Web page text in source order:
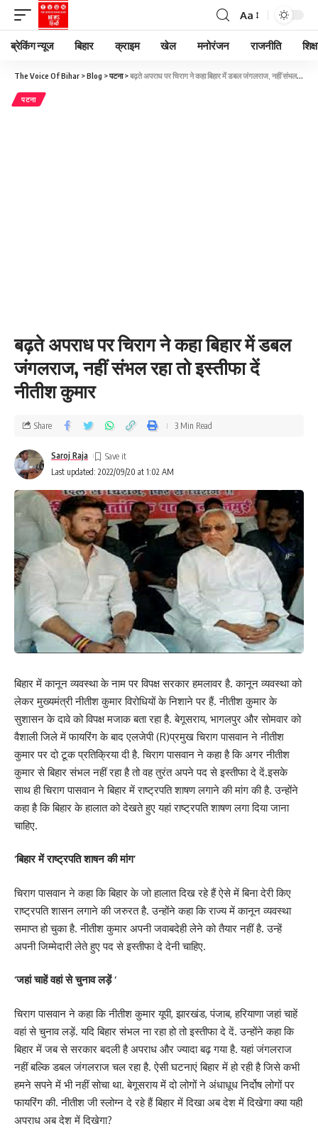
Aa
ब्रेकिंग न्यूज बिहार क्राइम खेल मनोरंजन राजनीति
The Voice Of Bihar >Blog >पटना>बढ़ते अपराध पर चिराग ने कहा बिहार में डबल जंगलराज, नहीं संभल रहा तो इस्तीफा दें नीतीश कुमार
पटना
बढ़ते अपराध पर चिराग ने कहा बिहार में डबल
जंगलराज, नहीं संभल रहा तो इस्तीफा दें
नीतीश कुमार
Last updated: 2022/09/20 at 1:02 AM
Saroj Raja
Share 3 Min Read
बिहार में कानून व्यवस्था के नाम पर विपक्ष सरकार हमलावर है. कानून व्यवस्था को
लेकर मुख्यमंत्री नीतीश कुमार विरोधियों के निशाने पर हैं. नीतीश कुमार के
सुशासन के दावे को विपक्ष मजाक बता रहा है. बेगूसराय, भागलपुर और सोमवार को
वैशाली जिले में फायरिंग के बाद एलजेपी (R)प्रमुख चिराग पासवान ने नीतीश
कुमार पर दो टूक प्रतिक्रिया दी है. चिराग पासवान ने कहा है कि अगर नीतीश
कुमार से बिहार संभल नहीं रहा है तो वह तुरंत अपने पद से इस्तीफा दे दें.इसके
साथ ही चिराग पासवान ने बिहार में राष्ट्रपति शाषण लगाने की मांग की है. उन्होंने
कहा है कि बिहार के हालात को देखते हुए यहां राष्ट्रपति शाषण लगा दिया जाना
चाहिए.
‘बिहार में राष्ट्रपति शाषन की मांग’
चिराग पासवान ने कहा कि बिहार के जो हालात दिख रहे हैं ऐसे में बिना देरी किए
राष्ट्रपति शासन लगाने की जरुरत है. उन्होंने कहा कि राज्य में कानून व्यवस्था
समाप्त हो चुका है. नीतीश कुमार अपनी जवाबदेही लेने को तैयार नहीं है. उन्हें
अपनी जिम्मेदारी लेते हुए पद से इस्तीफा दे देनी चाहिए.
‘जहां चाहें वहां से चुनाव लड़ें ‘
चिराग पासवान ने कहा कि नीतीश कुमार यूपी, झारखंड, पंजाब, हरियाणा जहां चाहें
वहां से चुनाव लड़ें. यदि बिहार संभल ना रहा हो तो इस्तीफा दे दें. उन्होंने कहा कि
बिहार में जब से सरकार बदली है अपराध और ज्यादा बढ़ गया है. यहां जंगलराज
नहीं बल्कि डबल जंगलराज चल रहा है. ऐसी घटनाएं बिहार में हो रही है जिसे कभी
हमने सपने में भी नहीं सोचा था. बेगूसराय में दो लोगों ने अंधाधूध निर्दोष लोगों पर
फायरिंग की. नीतीश जी स्लोग्न दे रहे हैं बिहार में दिखा अब देश में दिखेगा क्या यही
अपराध अब देश में दिखेगा?